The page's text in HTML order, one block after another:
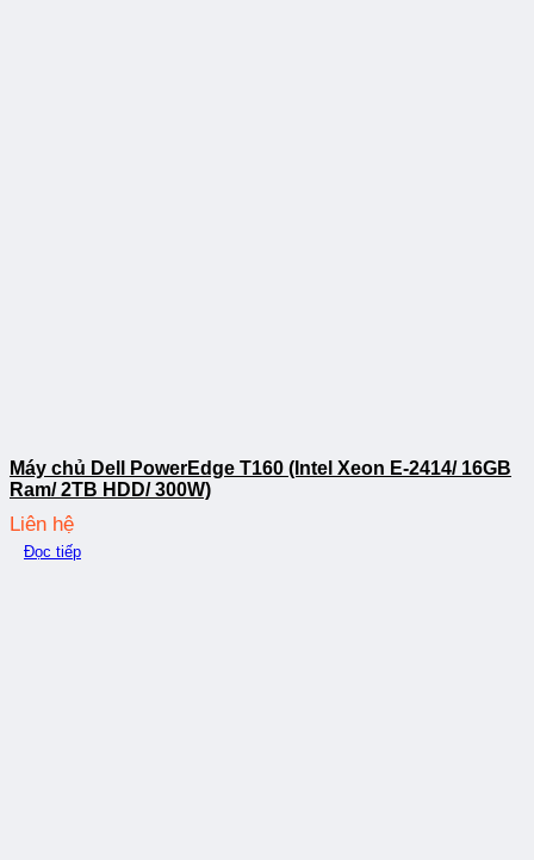
Máy chủ Dell PowerEdge T160 (Intel Xeon E-2414/ 16GB
Ram/ 2TB HDD/ 300W)
Liên hệ
Đọc tiếp